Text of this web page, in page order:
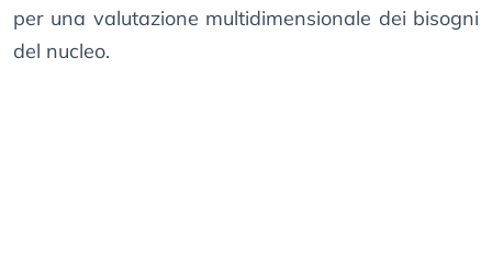
per una valutazione multidimensionale dei bisogni
del nucleo.